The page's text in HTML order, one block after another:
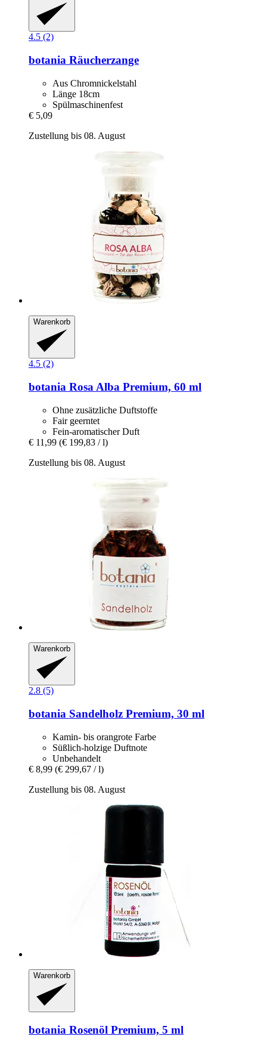
4.5 (2)
botania Räucherzange
Aus Chromnickelstahl
Länge 18cm
Spülmaschinenfest
€ 5,09
Zustellung bis 08. August
Warenkorb
4.5 (2)
botania Rosa Alba Premium, 60 ml
Ohne zusätzliche Duftstoffe
Fair geerntet
Fein-aromatischer Duft
€ 11,99 (€ 199,83 / l)
Zustellung bis 08. August
Warenkorb
2.8 (5)
botania Sandelholz Premium, 30 ml
Kamin- bis orangrote Farbe
Süßlich-holzige Duftnote
Unbehandelt
€ 8,99 (€ 299,67 / l)
Zustellung bis 08. August
Warenkorb
botania Rosenöl Premium, 5 ml